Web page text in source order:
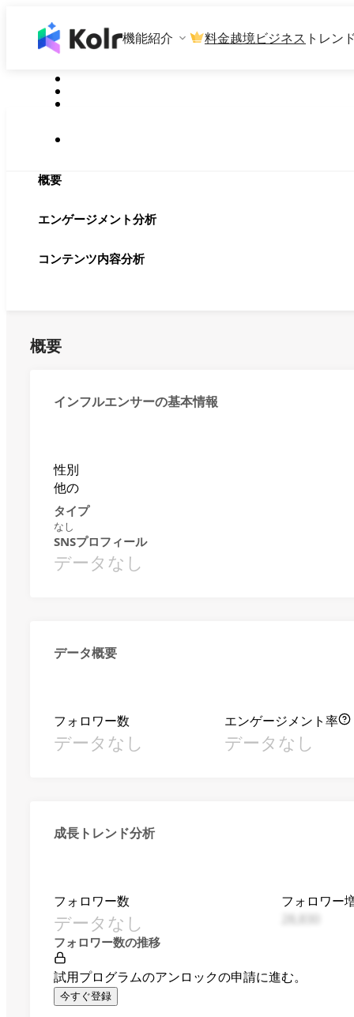
機能紹介 料金越境ビジネス トレン
概要
エンゲージメント分析
コンテンツ内容分析
概要
インフルエンサーの基本情報
性別
他の
タイプ
なし
SNSプロフィール
データなし
データ概要
フォロワー数
データなし
エンゲージメント率
データなし
成長トレンド分析
フォロワー数
データなし
フォロワー
フォロワー数の推移
試用プログラムのアンロックの申請に進む。
今すぐ登録